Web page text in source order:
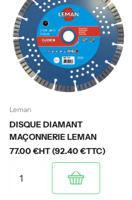
Leman
DISQUE DIAMANT
MAÇONNERIE LEMAN
77.00 €HT (92.40 €TTC)